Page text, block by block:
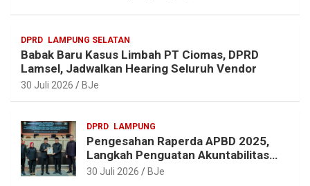
m
k
s
t
DPRD LAMPUNG SELATAN
Babak Baru Kasus Limbah PT Ciomas, DPRD
Lamsel, Jadwalkan Hearing Seluruh Vendor
30 Juli 2026 BJe
DPRD LAMPUNG
Pengesahan Raperda APBD 2025,
Langkah Penguatan Akuntabilitas
dan Pembangunan Lampung
30 Juli 2026 BJe